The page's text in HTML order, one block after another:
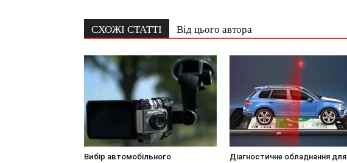
СХОЖІ СТАТТІ Від цього автора
Вибір автомобільного
Діагностичне обладнання для